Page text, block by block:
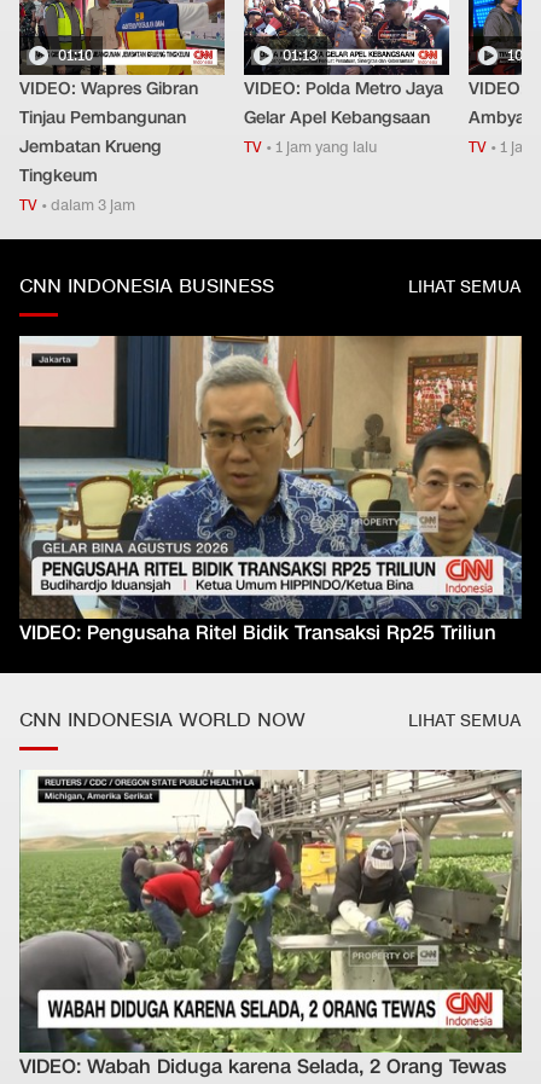
01:10
VIDEO: Wapres Gibran
Tinjau Pembangunan
Jembatan Krueng
Tingkeum
TV •dalam 3 jam
01:13
VIDEO: Polda Metro Jaya
Gelar Apel Kebangsaan
TV • 1 jam yang lalu
10:19
VIDEO:
Ambyar
TV • 1
CNN INDONESIA BUSINESS LIHAT SEMUA
VIDEO: Pengusaha Ritel Bidik Transaksi Rp25 Triliun
CNN INDONESIA WORLD NOW LIHAT SEMUA
VIDEO: Wabah Diduga karena Selada, 2 Orang Tewas